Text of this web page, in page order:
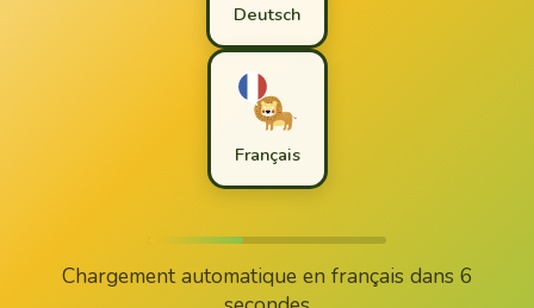
Deutsch
Français
Chargement automatique en français dans 6